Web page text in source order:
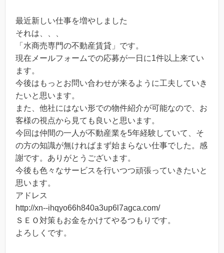
最近新しい仕事を増やしました
それは、、、
「水商売専門の不動産賃貸」です。
現在メールフォームでの応募が一日に1件以上来てい
ます。
今後はもっとお問い合わせが来るように工夫していき
たいと思います。
また、他社にはない形での物件紹介が可能なので、お
客様の視点から見ても良いと思います。
今回は仲間の一人が不動産業を5年経験していて、そ
の方の知識が無ければまず始まらない仕事でした。感
謝です。ありがとうございます。
今後も色々なサービスを行いつつ頑張っていきたいと
思います。
アドレス
http://xn--ihqyo66h840a3up6l7agca.com/
ＳＥＯ対策もお金をかけてやるつもりです。
よろしくです。